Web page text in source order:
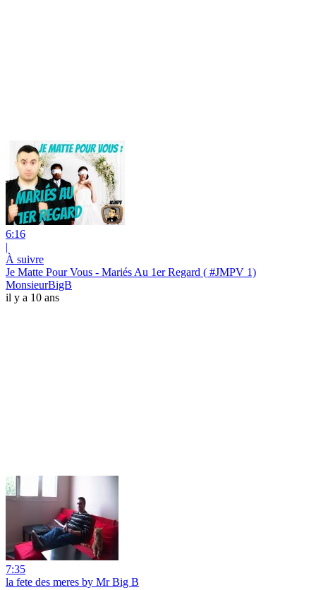
6:16
|
À suivre
Je Matte Pour Vous - Mariés Au 1er Regard ( #JMPV 1)
MonsieurBigB
il y a 10 ans
7:35
la fete des meres by Mr Big B